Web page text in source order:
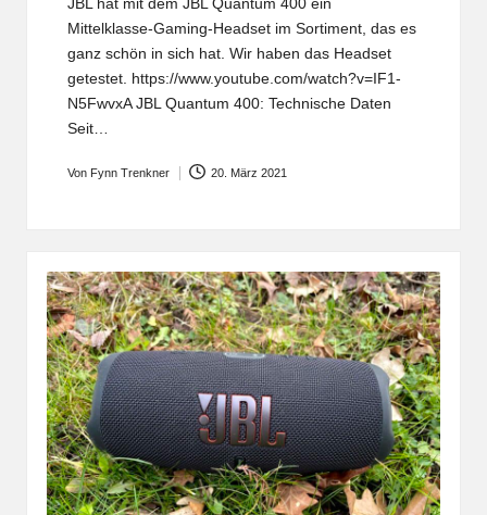
JBL hat mit dem JBL Quantum 400 ein
Mittelklasse-Gaming-Headset im Sortiment, das es
ganz schön in sich hat. Wir haben das Headset
getestet. https://www.youtube.com/watch?v=IF1-
N5FwvxA JBL Quantum 400: Technische Daten
Seit…
Posted
Von Fynn Trenkner 20. März 2021